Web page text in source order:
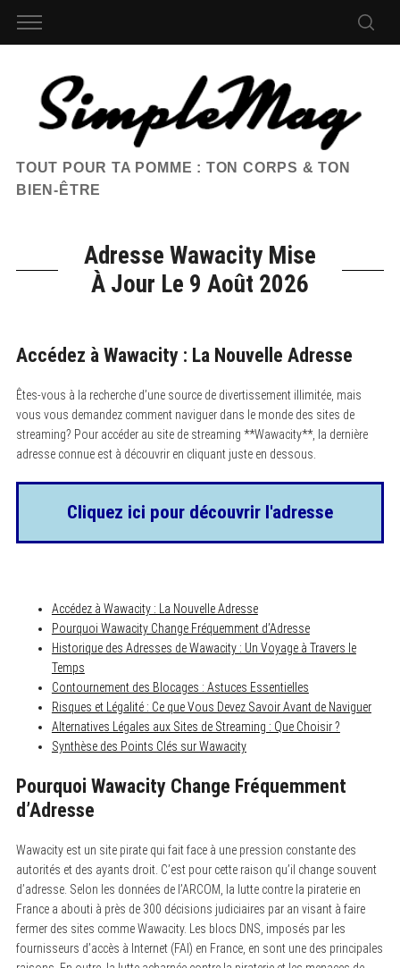
TOUT POUR TA POMME : TON CORPS & TON
BIEN-ÊTRE
Adresse Wawacity Mise
À Jour Le 9 Août 2026
Accédez à Wawacity : La Nouvelle Adresse
Êtes-vous à la recherche d’une source de divertissement illimitée, mais
vous vous demandez comment naviguer dans le monde des sites de
streaming? Pour accéder au site de streaming **Wawacity**, la dernière
adresse connue est à découvrir en cliquant juste en dessous.
Cliquez ici pour découvrir l'adresse
Accédez à Wawacity : La Nouvelle Adresse
Pourquoi Wawacity Change Fréquemment d’Adresse
Historique des Adresses de Wawacity : Un Voyage à Travers le
Temps
Contournement des Blocages : Astuces Essentielles
Risques et Légalité : Ce que Vous Devez Savoir Avant de Naviguer
Alternatives Légales aux Sites de Streaming : Que Choisir ?
Synthèse des Points Clés sur Wawacity
Pourquoi Wawacity Change Fréquemment
d’Adresse
Wawacity est un site pirate qui fait face à une pression constante des
autorités et des ayants droit. C’est pour cette raison qu’il change souvent
d’adresse. Selon les données de l’ARCOM, la lutte contre la piraterie en
France a abouti à près de 300 décisions judiciaires par an visant à faire
fermer des sites comme Wawacity. Les blocs DNS, imposés par les
fournisseurs d’accès à Internet (FAI) en France, en sont une des principales